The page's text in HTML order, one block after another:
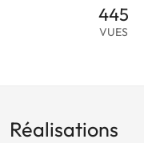
445
VUES
Réalisations